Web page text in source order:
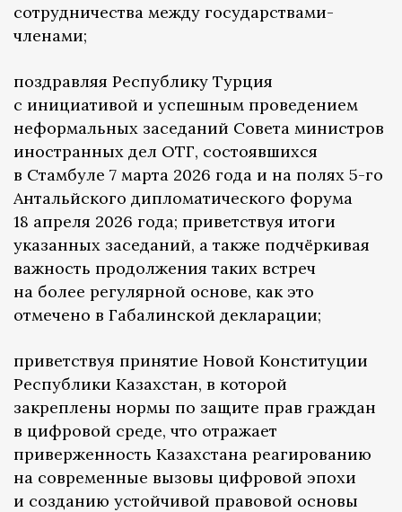
сотрудничества между государствами-
членами;
поздравляя Республику Турция
с инициативой и успешным проведением
неформальных заседаний Совета министров
иностранных дел ОТГ, состоявшихся
в Стамбуле 7 марта 2026 года и на полях 5-го
Антальйского дипломатического форума
18 апреля 2026 года; приветствуя итоги
указанных заседаний, а также подчёркивая
важность продолжения таких встреч
на более регулярной основе, как это
отмечено в Габалинской декларации;
приветствуя принятие Новой Конституции
Республики Казахстан, в которой
закреплены нормы по защите прав граждан
в цифровой среде, что отражает
приверженность Казахстана реагированию
на современные вызовы цифровой эпохи
и созданию устойчивой правовой основы